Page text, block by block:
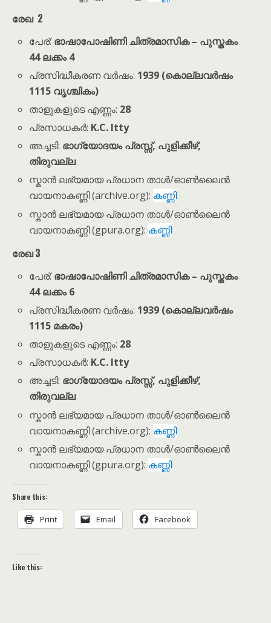
രേഖ 2
പേര്:ഭാഷാപോഷിണി ചിത്രമാസിക – പുസ്തകം
44 ലക്കം 4
പ്രസിദ്ധീകരണ വർഷം: 1939 (കൊല്ലവർഷം
1115 വൃശ്ചികം)
താളുകളുടെ എണ്ണം: 28
പ്രസാധകർ: K.C. Itty
അച്ചടി: ഭാഗ്യോദയം പ്രസ്സ്, പുളിക്കീഴ്,
തിരുവല്ല
സ്കാൻ ലഭ്യമായ പ്രധാന താൾ/ഓൺലൈൻ
വായനാകണ്ണി (archive.org): കണ്ണി
സ്കാൻ ലഭ്യമായ പ്രധാന താൾ/ഓൺലൈൻ
വായനാകണ്ണി (gpura.org): കണ്ണി
രേഖ3
പേര്:ഭാഷാപോഷിണി ചിത്രമാസിക – പുസ്തകം
44 ലക്കം 6
പ്രസിദ്ധീകരണ വർഷം: 1939 (കൊല്ലവർഷം
1115 മകരം)
താളുകളുടെ എണ്ണം: 28
പ്രസാധകർ: K.C. Itty
അച്ചടി: ഭാഗ്യോദയം പ്രസ്സ്, പുളിക്കീഴ്,
തിരുവല്ല
സ്കാൻ ലഭ്യമായ പ്രധാന താൾ/ഓൺലൈൻ
വായനാകണ്ണി (archive.org): കണ്ണി
സ്കാൻ ലഭ്യമായ പ്രധാന താൾ/ഓൺലൈൻ
വായനാകണ്ണി (gpura.org): കണ്ണി
Share this:
Print Email Facebook
Like this: